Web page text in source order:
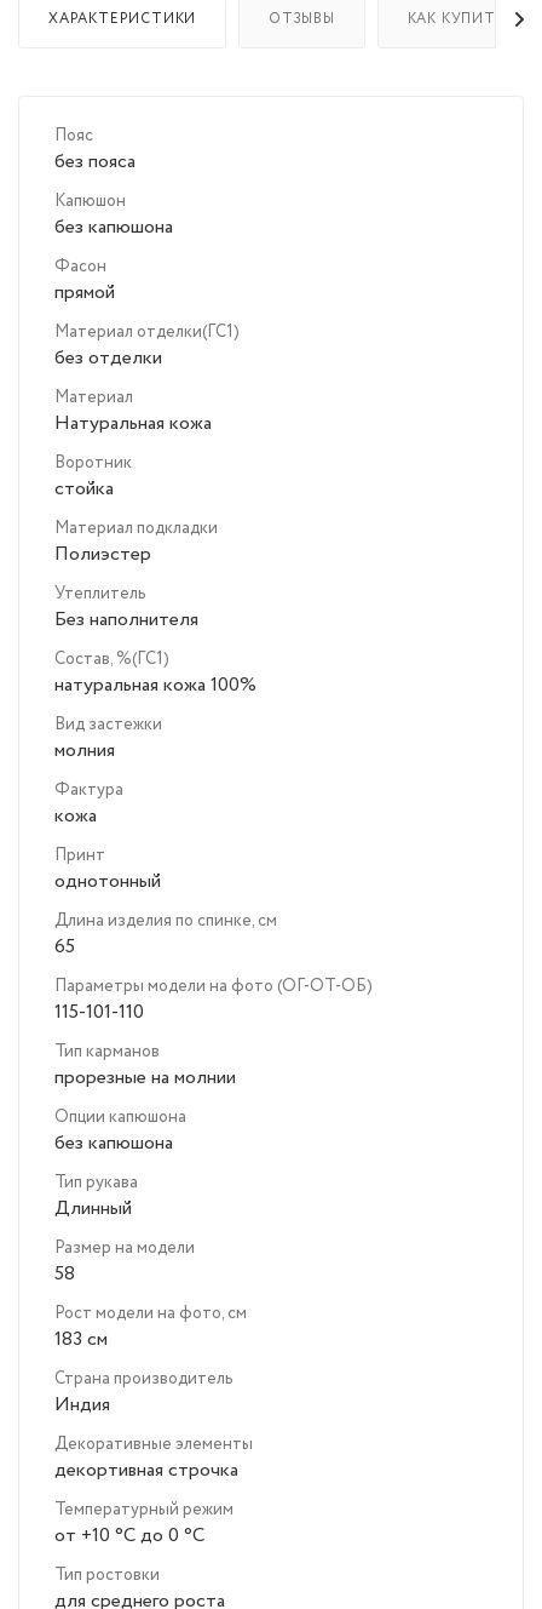
ХАРАКТЕРИСТИКИ ОТЗЫВЫ КАК КУПИТЬ
Пояс
без пояса
Капюшон
без капюшона
Фасон
прямой
Материал отделки(ГС1)
без отделки
Материал
Натуральная кожа
Воротник
стойка
Материал подкладки
Полиэстер
Утеплитель
Без наполнителя
Состав, %(ГС1)
натуральная кожа 100%
Вид застежки
молния
Фактура
кожа
Принт
однотонный
Длина изделия по спинке, см
65
Параметры модели на фото (ОГ-ОТ-ОБ)
115-101-110
Тип карманов
прорезные на молнии
Опции капюшона
без капюшона
Тип рукава
Длинный
Размер на модели
58
Рост модели на фото, см
183 см
Страна производитель
Индия
Декоративные элементы
декортивная строчка
Температурный режим
от +10 °C до 0 °C
Тип ростовки
для среднего роста